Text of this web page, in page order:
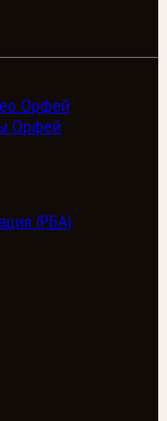
Орфей
Орфей
(РБА)